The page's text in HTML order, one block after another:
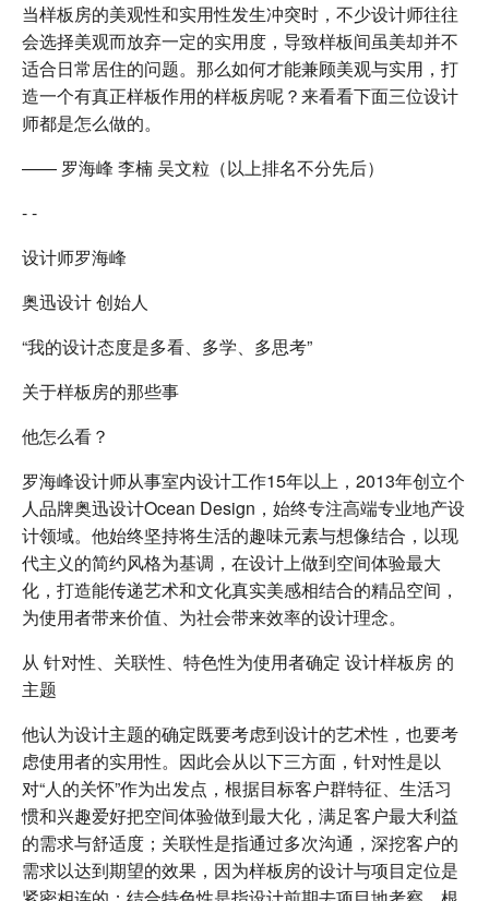
当样板房的美观性和实用性发生冲突时，不少设计师往往
会选择美观而放弃一定的实用度，导致样板间虽美却并不
适合日常居住的问题。那么如何才能兼顾美观与实用，打
造一个有真正样板作用的样板房呢？来看看下面三位设计
师都是怎么做的。
—— 罗海峰 李楠 吴文粒（以上排名不分先后）
- -
设计师罗海峰
奥迅设计 创始人
“我的设计态度是多看、多学、多思考”
关于样板房的那些事
他怎么看？
罗海峰设计师从事室内设计工作15年以上，2013年创立个
人品牌奥迅设计Ocean Design，始终专注高端专业地产设
计领域。他始终坚持将生活的趣味元素与想像结合，以现
代主义的简约风格为基调，在设计上做到空间体验最大
化，打造能传递艺术和文化真实美感相结合的精品空间，
为使用者带来价值、为社会带来效率的设计理念。
从 针对性、关联性、特色性为使用者确定 设计样板房 的
主题
他认为设计主题的确定既要考虑到设计的艺术性，也要考
虑使用者的实用性。因此会从以下三方面，针对性是以
对“人的关怀”作为出发点，根据目标客户群特征、生活习
惯和兴趣爱好把空间体验做到最大化，满足客户最大利益
的需求与舒适度；关联性是指通过多次沟通，深挖客户的
需求以达到期望的效果，因为样板房的设计与项目定位是